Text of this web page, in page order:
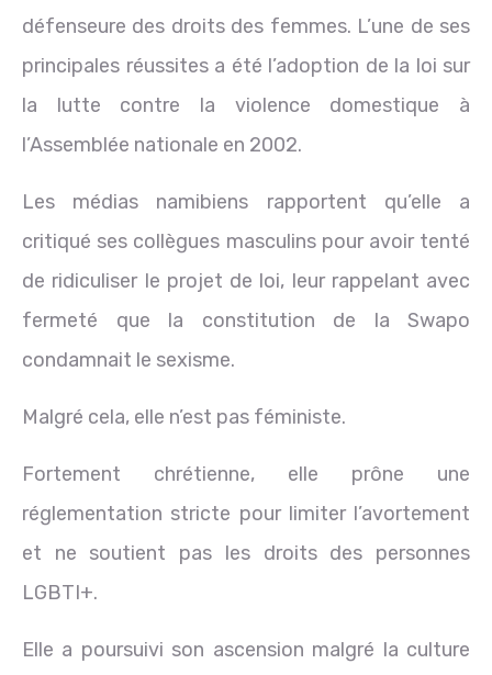
défenseure des droits des femmes. L’une de ses
principales réussites a été l’adoption de la loi sur
la lutte contre la violence domestique à
l’Assemblée nationale en 2002.
Les médias namibiens rapportent qu’elle a
critiqué ses collègues masculins pour avoir tenté
de ridiculiser le projet de loi, leur rappelant avec
fermeté que la constitution de la Swapo
condamnait le sexisme.
Malgré cela, elle n’est pas féministe.
Fortement chrétienne, elle prône une
réglementation stricte pour limiter l’avortement
et ne soutient pas les droits des personnes
LGBTI+.
Elle a poursuivi son ascension malgré la culture